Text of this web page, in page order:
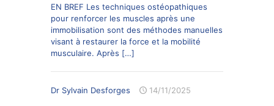
EN BREF Les techniques ostéopathiques
pour renforcer les muscles après une
immobilisation sont des méthodes manuelles
visant à restaurer la force et la mobilité
musculaire. Après […]
Dr Sylvain Desforges 14/11/2025